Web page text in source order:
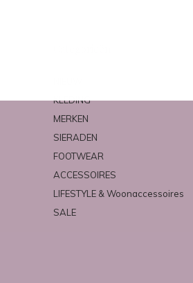
KLEDING
MERKEN
SIERADEN
FOOTWEAR
ACCESSOIRES
LIFESTYLE & Woonaccessoires
SALE